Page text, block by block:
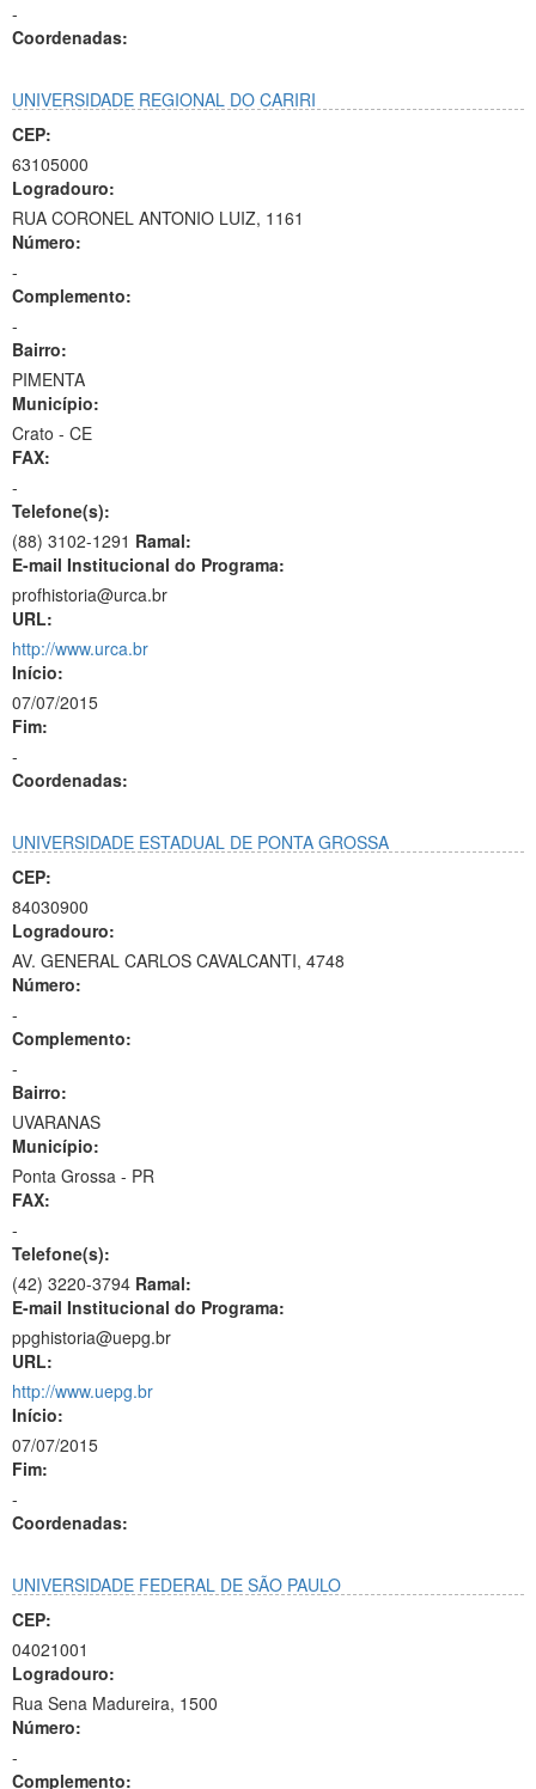
-
Coordenadas:
UNIVERSIDADE REGIONAL DO CARIRI
CEP:
63105000
Logradouro:
RUA CORONEL ANTONIO LUIZ, 1161
Número:
-
Complemento:
-
Bairro:
PIMENTA
Município:
Crato - CE
FAX:
-
Telefone(s):
(88) 3102-1291 Ramal:
E-mail Institucional do Programa:
profhistoria@urca.br
URL:
http://www.urca.br
Início:
07/07/2015
Fim:
-
Coordenadas:
UNIVERSIDADE ESTADUAL DE PONTA GROSSA
CEP:
84030900
Logradouro:
AV. GENERAL CARLOS CAVALCANTI, 4748
Número:
-
Complemento:
-
Bairro:
UVARANAS
Município:
Ponta Grossa - PR
FAX:
-
Telefone(s):
(42) 3220-3794 Ramal:
E-mail Institucional do Programa:
ppghistoria@uepg.br
URL:
http://www.uepg.br
Início:
07/07/2015
Fim:
-
Coordenadas:
UNIVERSIDADE FEDERAL DE SÃO PAULO
CEP:
04021001
Logradouro:
Rua Sena Madureira, 1500
Número:
-
Complemento: